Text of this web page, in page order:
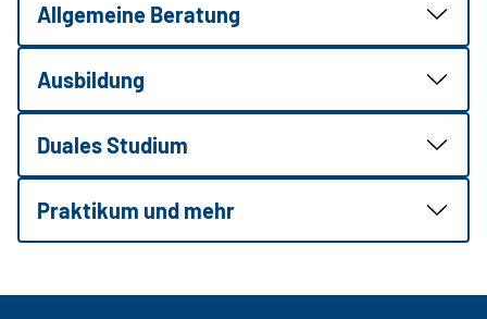
Allgemeine Beratung
Ausbildung
Duales Studium
Praktikum und mehr